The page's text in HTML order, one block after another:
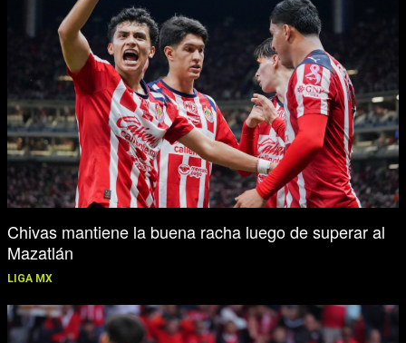
Chivas mantiene la buena racha luego de superar al
Mazatlán
LIGA MX